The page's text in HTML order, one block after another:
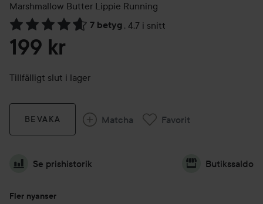
Marshmallow Butter Lippie Running
7 betyg , 4.7 i snitt
Hoppa till Betyg & kommentarer
199 kr
Tillfälligt slut i lager
BEVAKA Matcha Favorit
Se prishistorik Butikssaldo
Fler nyanser